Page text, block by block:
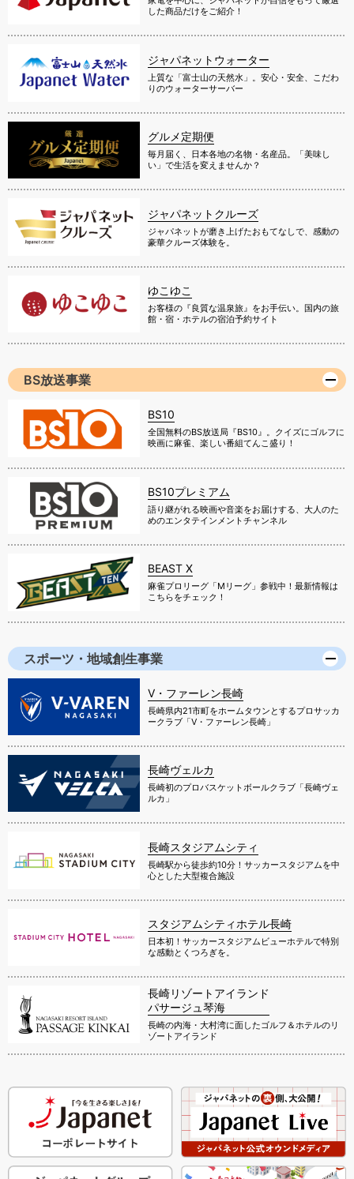
した商品だけをご紹介！
ジャパネットウォーター
上質な「富士山の天然水」。安心・安全、こだわ
りのウォーターサーバー
グルメ定期便
毎月届く、日本各地の名物・名産品。「美味し
い」で生活を変えませんか？
ジャパネットクルーズ
ジャパネットが磨き上げたおもてなしで、感動の
豪華クルーズ体験を。
ゆこゆこ
お客様の『良質な温泉旅』をお手伝い。国内の旅
館・宿・ホテルの宿泊予約サイト
BS放送事業
BS10
全国無料のBS放送局『BS10』。クイズにゴルフに
映画に麻雀、楽しい番組てんこ盛り！
BS10プレミアム
語り継がれる映画や音楽をお届けする、大人のた
めのエンタテインメントチャンネル
BEAST X
麻雀プロリーグ「Mリーグ」参戦中！最新情報は
こちらをチェック！
スポーツ・地域創生事業
V・ファーレン長崎
長崎県内21市町をホームタウンとするプロサッカ
ークラブ「V・ファーレン長崎」
長崎ヴェルカ
長崎初のプロバスケットボールクラブ「長崎ヴェ
ルカ」
長崎スタジアムシティ
長崎駅から徒歩約10分！サッカースタジアムを中
心とした大型複合施設
スタジアムシティホテル長崎
日本初！サッカースタジアムビューホテルで特別
な感動とくつろぎを。
長崎リゾートアイランド
パサージュ琴海
長崎の内海・大村湾に面したゴルフ＆ホテルのリ
ゾートアイランド